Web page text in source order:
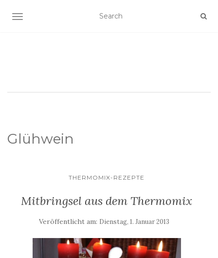
SCHALTE NAVIGATION
Glühwein
THERMOMIX-REZEPTE
Mitbringsel aus dem Thermomix
Veröffentlicht am: Dienstag, 1. Januar 2013